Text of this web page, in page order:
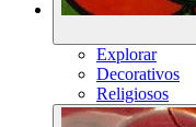
Explorar
Decorativos
Religiosos